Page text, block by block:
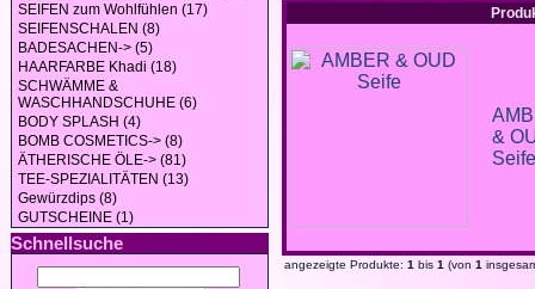
SEIFEN zum Wohlfühlen (17)
SEIFENSCHALEN (8)
BADESACHEN-> (5)
HAARFARBE Khadi (18)
SCHWÄMME &
WASCHHANDSCHUHE (6)
BODY SPLASH (4)
BOMB COSMETICS-> (8)
ÄTHERISCHE ÖLE-> (81)
TEE-SPEZIALITÄTEN (13)
Gewürzdips (8)
GUTSCHEINE (1)
Schnellsuche
&
Seife
angezeigte Produkte: 1 bis 1 (von 1